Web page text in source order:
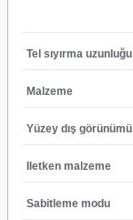
Tel sıyırma uzunluğu
Malzeme
Yüzey dış görünümü
Iletken malzeme
Sabitleme modu